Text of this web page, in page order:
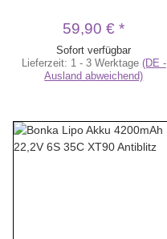
59,90 €*
Sofort verfügbar
Lieferzeit: 1 - 3 Werktage (DE -
Ausland abweichend)